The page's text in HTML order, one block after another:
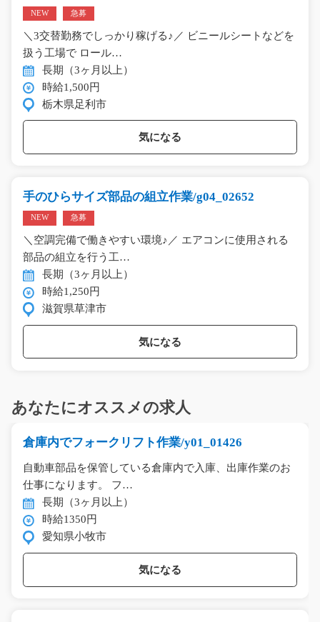
NEW 急募
＼3交替勤務でしっかり稼げる♪／ ビニールシートなどを
扱う工場で ロール…
長期（3ヶ月以上）
時給1,500円
栃木県足利市
気になる
手のひらサイズ部品の組立作業/g04_02652
NEW 急募
＼空調完備で働きやすい環境♪／ エアコンに使用される
部品の組立を行う工…
長期（3ヶ月以上）
時給1,250円
滋賀県草津市
気になる
あなたにオススメの求人
倉庫内でフォークリフト作業/y01_01426
自動車部品を保管している倉庫内で入庫、出庫作業のお
仕事になります。 フ…
長期（3ヶ月以上）
時給1350円
愛知県小牧市
気になる